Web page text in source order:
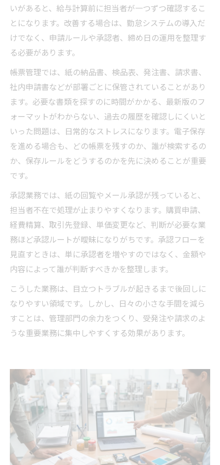
いがあると、給与計算前に担当者が一つずつ確認するこ
とになります。改善する場合は、勤怠システムの導入だ
けでなく、申請ルールや承認者、締め日の運用を整理す
る必要があります。
帳票管理では、紙の納品書、検品表、発注書、請求書、
社内申請書などが部署ごとに保管されていることがあり
ます。必要な書類を探すのに時間がかかる、最新版のフ
ォーマットがわからない、過去の履歴を確認しにくいと
いった問題は、日常的なストレスになります。電子保存
を進める場合も、どの帳票を残すのか、誰が検索するの
か、保存ルールをどうするのかを先に決めることが重要
です。
承認業務では、紙の回覧やメール承認が残っていると、
担当者不在で処理が止まりやすくなります。購買申請、
経費精算、取引先登録、単価変更など、判断が必要な業
務ほど承認ルートが曖昧になりがちです。承認フローを
見直すときは、単に承認者を増やすのではなく、金額や
内容によって誰が判断すべきかを整理します。
こうした業務は、目立つトラブルが起きるまで後回しに
なりやすい領域です。しかし、日々の小さな手間を減ら
すことは、管理部門の余力をつくり、受発注や請求のよ
うな重要業務に集中しやすくする効果があります。